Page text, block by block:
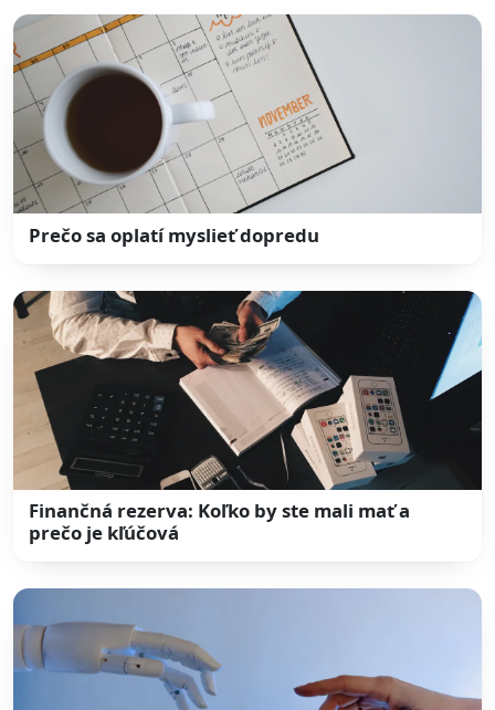
Prečo sa oplatí myslieť dopredu
Finančná rezerva: Koľko by ste mali mať a
prečo je kľúčová